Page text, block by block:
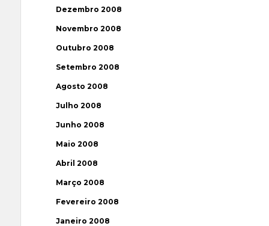
Dezembro 2008
Novembro 2008
Outubro 2008
Setembro 2008
Agosto 2008
Julho 2008
Junho 2008
Maio 2008
Abril 2008
Março 2008
Fevereiro 2008
Janeiro 2008